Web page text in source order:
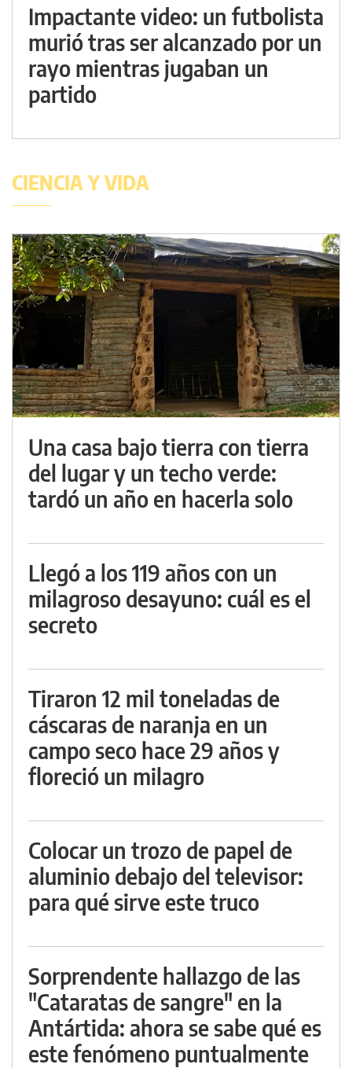
Impactante video: un futbolista
murió tras ser alcanzado por un
rayo mientras jugaban un
partido
CIENCIA Y VIDA
Una casa bajo tierra con tierra
del lugar y un techo verde:
tardó un año en hacerla solo
Llegó a los 119 años con un
milagroso desayuno: cuál es el
secreto
Tiraron 12 mil toneladas de
cáscaras de naranja en un
campo seco hace 29 años y
floreció un milagro
Colocar un trozo de papel de
aluminio debajo del televisor:
para qué sirve este truco
Sorprendente hallazgo de las
"Cataratas de sangre" en la
Antártida: ahora se sabe qué es
este fenómeno puntualmente